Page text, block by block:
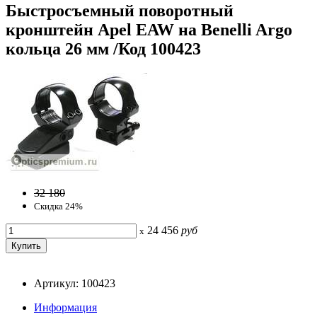
Быстросъемный поворотный
кронштейн Apel EAW на Benelli Argo
кольца 26 мм /Код 100423
32 180
Скидка 24%
x 24 456 руб
Артикул: 100423
Информация